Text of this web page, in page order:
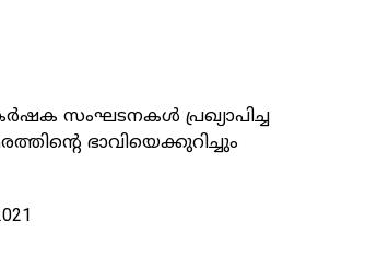
സംഘടനകൾ പ്രഖ്യാപിച്ച
ഭാവിയെക്കുറിച്ചും